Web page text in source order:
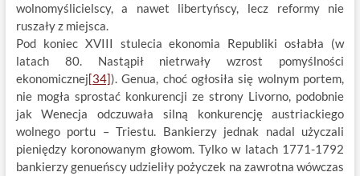
wolnomyślicielscy, a nawet libertyńscy, lecz reformy nie
ruszały z miejsca.
Pod koniec XVIII stulecia ekonomia Republiki osłabła (w
latach 80. Nastąpił nietrwały wzrost pomyślności
ekonomicznej[34]). Genua, choć ogłosiła się wolnym portem,
nie mogła sprostać konkurencji ze strony Livorno, podobnie
jak Wenecja odczuwała silną konkurencję austriackiego
wolnego portu – Triestu. Bankierzy jednak nadal użyczali
pieniędzy koronowanym głowom. Tylko w latach 1771-1792
bankierzy genueńscy udzieliły pożyczek na zawrotna wówczas